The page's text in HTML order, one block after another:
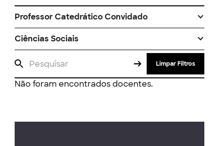
Professor Catedrático Convidado
Ciências Sociais
Limpar Filtros
Não foram encontrados docentes.